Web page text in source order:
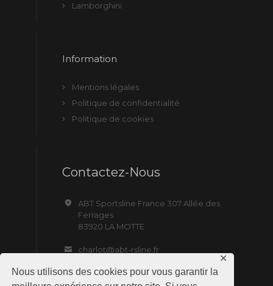
Nous utilisons des cookies pour vous garantir la
✕
Lamborghini
Information
Mentions légales
Politique de confidentialité
Politique de cookies
Contactez-Nous
ABT Sportsline France 307 Allée des
Ferrages
83920 LA MOTTE
charlot@abt-rsline.fr